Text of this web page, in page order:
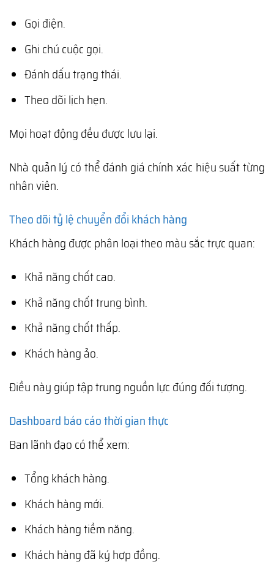
Gọi điện.
Ghi chú cuộc gọi.
Đánh dấu trạng thái.
Theo dõi lịch hẹn.
Mọi hoạt động đều được lưu lại.
Nhà quản lý có thể đánh giá chính xác hiệu suất từng
nhân viên.
Theo dõi tỷ lệ chuyển đổi khách hàng
Khách hàng được phân loại theo màu sắc trực quan:
Khả năng chốt cao.
Khả năng chốt trung bình.
Khả năng chốt thấp.
Khách hàng ảo.
Điều này giúp tập trung nguồn lực đúng đối tượng.
Dashboard báo cáo thời gian thực
Ban lãnh đạo có thể xem:
Tổng khách hàng.
Khách hàng mới.
Khách hàng tiềm năng.
Khách hàng đã ký hợp đồng.